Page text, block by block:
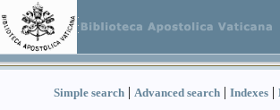
Simple search | Advanced search | Indexes |